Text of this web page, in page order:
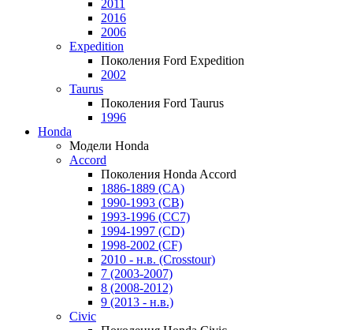
2011
2016
2006
Expedition
Поколения Ford Expedition
2002
Taurus
Поколения Ford Taurus
1996
Honda
Модели Honda
Accord
Поколения Honda Accord
1886-1889 (CA)
1990-1993 (CB)
1993-1996 (CC7)
1994-1997 (CD)
1998-2002 (CF)
2010 - н.в. (Crosstour)
7 (2003-2007)
8 (2008-2012)
9 (2013 - н.в.)
Civic